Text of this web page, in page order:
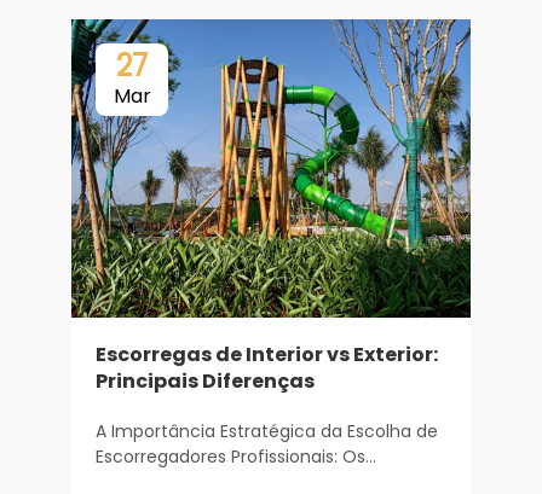
27
Mar
Escorregas de Interior vs Exterior:
Principais Diferenças
A Importância Estratégica da Escolha de
Escorregadores Profissionais: Os